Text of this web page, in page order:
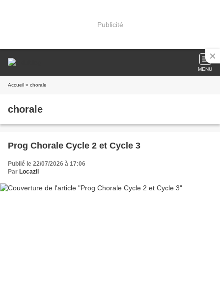
Publicité
MENU
Accueil » chorale
chorale
Prog Chorale Cycle 2 et Cycle 3
Publié le 22/07/2026 à 17:06
Par Locazil